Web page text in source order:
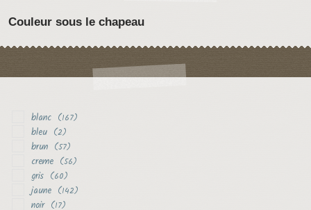
Couleur sous le chapeau
blanc (167)
bleu (2)
brun (57)
creme (56)
gris (60)
jaune (142)
noir (17)